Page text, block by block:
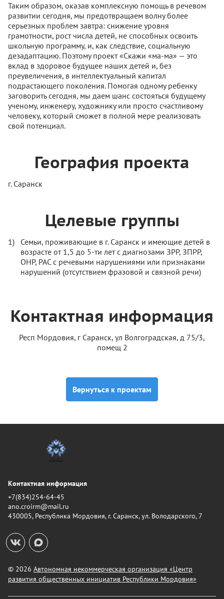
Таким образом, оказав комплексную помощь в речевом
развитии сегодня, мы предотвращаем волну более
серьезных проблем завтра: снижение уровня
грамотности, рост числа детей, не способных освоить
школьную программу, и, как следствие, социальную
дезадаптацию. Поэтому проект «Скажи «ма-ма» — это
вклад в здоровое будущее наших детей и, без
преувеличения, в интеллектуальный капитал
подрастающего поколения. Помогая одному ребенку
заговорить сегодня, мы даем шанс состояться будущему
ученому, инженеру, художнику или просто счастливому
человеку, который сможет в полной мере реализовать
свой потенциал.
География проекта
г. Саранск
Целевые группы
Семьи, проживающие в г. Саранск и имеющие детей в
возрасте от 1,5 до 5-ти лет с диагнозами ЗРР, ЗПРР,
ОНР, РАС с речевыми нарушениями или признаками
нарушений (отсутствием фразовой и связной речи)
Контактная информация
Респ Мордовия, г Саранск, ул Волгоградская, д 75/3,
помещ 2
Вернуться к проектам
Контактная информация
+7(834)254-64-45
ano.croirm@mail.ru
430005, Республика Мордовия, г. Саранск, ул. Володарского, 7
© 2026 Автономная некоммерческая организация «Центр
развития общественных инициатив Республики Мордовия»